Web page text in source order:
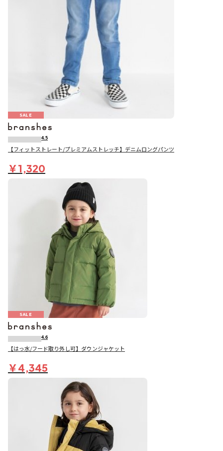
SALE
4.5
【フィットストレート/プレミアムストレッチ】デニムロングパンツ
￥1,320
SALE
4.6
【はっ水/フード取り外し可】ダウンジャケット
￥4,345